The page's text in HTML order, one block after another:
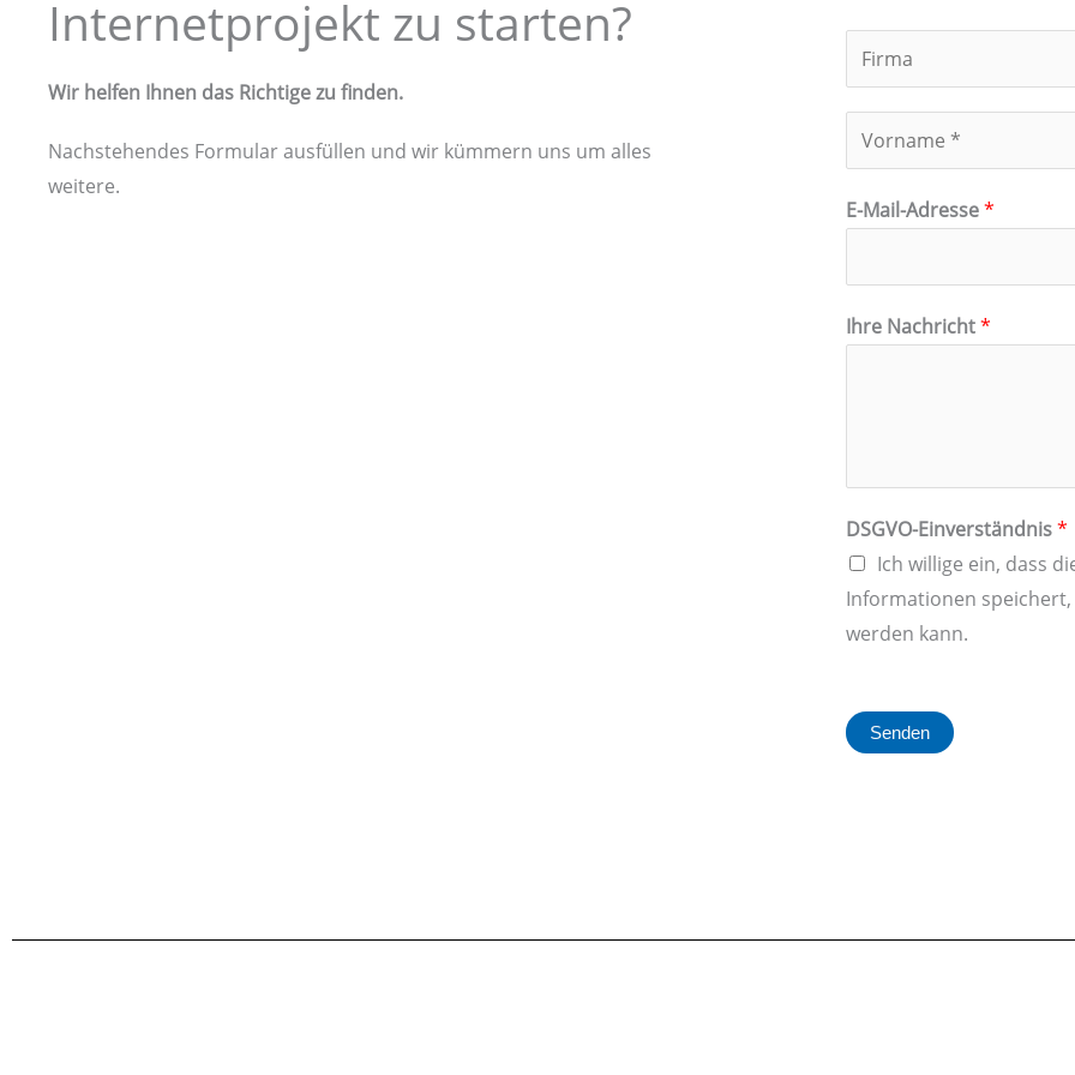
Internetprojekt zu starten?
Wir helfen Ihnen das Richtige zu finden.
Nachstehendes Formular ausfüllen und wir kümmern uns um alles
weitere.
i
r
a
m
e
o
m
E-Mail-Adresse*
F
i
*
N
a
c
h
c
Ihre Nachricht*
DSGVO-Einverständnis*
Ich willige ein, dass
Informationen
werden kann.
Senden